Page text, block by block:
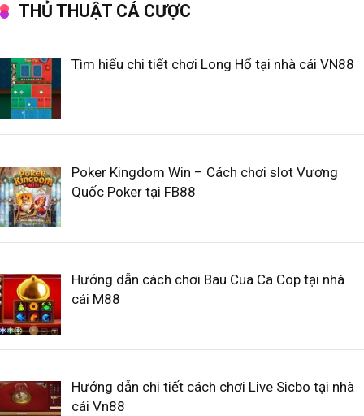
THỦ THUẬT CÁ CƯỢC
Tìm hiểu chi tiết chơi Long Hổ tại nhà cái VN88
Poker Kingdom Win – Cách chơi slot Vương
Quốc Poker tại FB88
Hướng dẫn cách chơi Bau Cua Ca Cop tại nhà
cái M88
Hướng dẫn chi tiết cách chơi Live Sicbo tại nhà
cái Vn88